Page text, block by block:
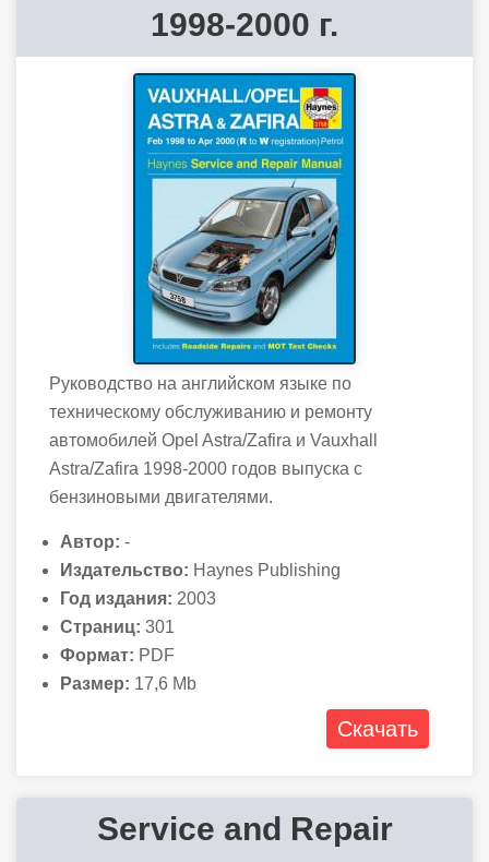
1998-2000 г.
Руководство на английском языке по
техническому обслуживанию и ремонту
автомобилей Opel Astra/Zafira и Vauxhall
Astra/Zafira 1998-2000 годов выпуска с
бензиновыми двигателями.
Автор: -
Издательство: Haynes Publishing
Год издания: 2003
Страниц: 301
Формат: PDF
Размер: 17,6 Mb
Скачать
Service and Repair